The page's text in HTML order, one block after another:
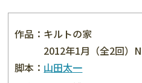
作品： キルトの家
2012年1月（全2回）
脚本： 山田太一